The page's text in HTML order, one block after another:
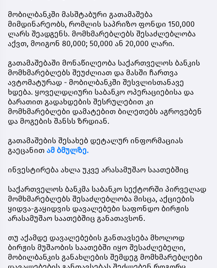
მობილბანკში მასშტაბური გათამაშება
მიმდინარეობს, რომლის საპრიზო ფონდი 150,000
ლარს შეადგენს. მომხმარებლებს შესაძლებლობა
აქვთ, მოიგონ 80,000; 50,000 ან 20,000 ლარი.
გათამაშებაში მონაწილეობა საქართველოს ბანკის
მომხმარებლებს შეუძლიათ და მასში ჩართვა
ავტომატურად - მობილბანკში შესვლისთანავე
ხდება. ყოველდღიური საბანკო ოპერაციებისა და
ბარათით გადახდების შესრულებით კი
მომხმარებლები დამატებით ბილეთებს აგროვებენ
და მოგების შანსს ზრდიან.
გათამაშების შესახებ დეტალურ ინფორმაციას
გაეცანით ამ ბმულზე.
ინვესტირება ახლა უკვე არასამუშაო საათებშიც
საქართველოს ბანკმა საბანკო სექტორში პირველად
მომხმარებლებს შესაძლებლობა მისცა, აქციების
ყიდვა-გაყიდვის დავალებები საფონდო ბირჟის
არასამუშაო საათებშიც განათავსონ.
თუ აქამდე დავალებების განთავსება მხოლოდ
ბირჟის მუშაობის საათებში იყო შესაძლებელი,
მობილბანკის განახლების შემდეგ მომხმარებლები